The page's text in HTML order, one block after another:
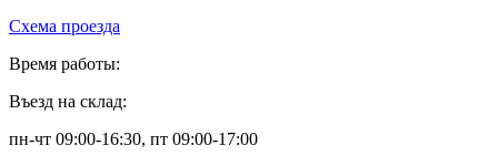
Схема проезда
Время работы:
Въезд на склад:
пн-чт 09:00-16:30, пт 09:00-17:00